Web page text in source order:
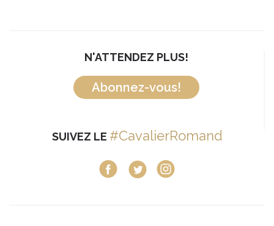
N'ATTENDEZ PLUS!
Abonnez-vous!
SUIVEZ LE #CavalierRomand